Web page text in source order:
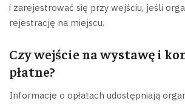
i zarejestrować się przy wejściu, jeśli
rejestrację na miejscu.
Czy wejście na wystawę i
płatne?
Informacje o opłatach udostępniają